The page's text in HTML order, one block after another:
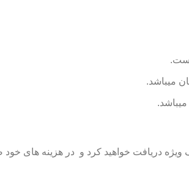
ویژه دریافت خواهید کرد و در هزینه های خود